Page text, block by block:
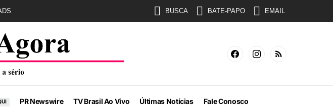
BUSCA BATE-PAPO EMAIL
PR Newswire TV Brasil Ao Vivo Últimas Notícias Fale Conosco